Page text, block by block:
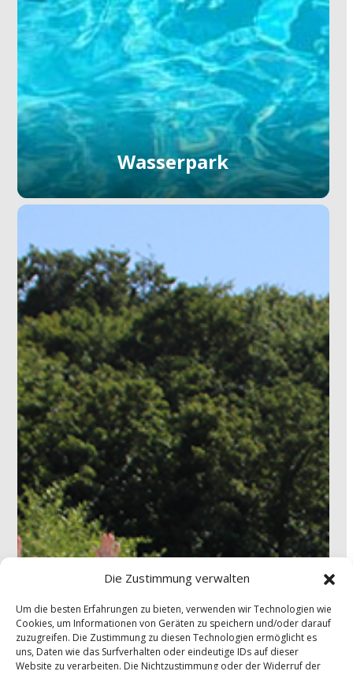
Die Zustimmung verwalten
Um die besten Erfahrungen zu bieten, verwenden wir Technologien wie
Cookies, um Informationen von Geräten zu speichern und/oder darauf
zuzugreifen. Die Zustimmung zu diesen Technologien ermöglicht es
uns, Daten wie das Surfverhalten oder eindeutige IDs auf dieser
Website zu verarbeiten. Die Nichtzustimmung oder der Widerruf der
Wasserpark